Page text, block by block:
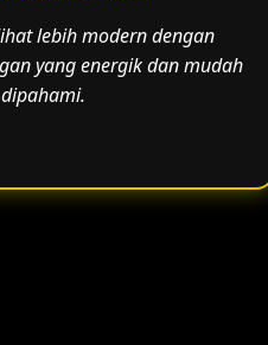
lebih modern dengan
yang energik dan mudah
dipahami.